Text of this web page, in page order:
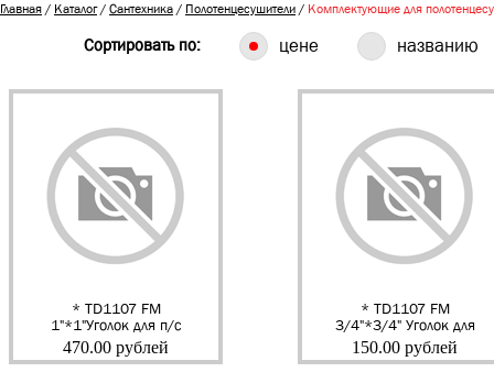
Главная/ Каталог/Сантехника/ Полотенцесушители/ Комплектующие для
Сортировать по: цене названию
* TD1107 FM
1"*1"Уголок для п/с
470.00 рублей
* TD1107 FM
3/4"*3/4" Уголок для
п/с
150.00 рублей